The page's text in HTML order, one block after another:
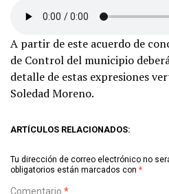
A partir de este acuerdo de
de Control del municipio
detalle de estas expresiones
Soledad Moreno.
ARTÍCULOS RELACIONADOS:
Tu dirección de correo electrónico no
obligatorios están marcados con *
Comentario *